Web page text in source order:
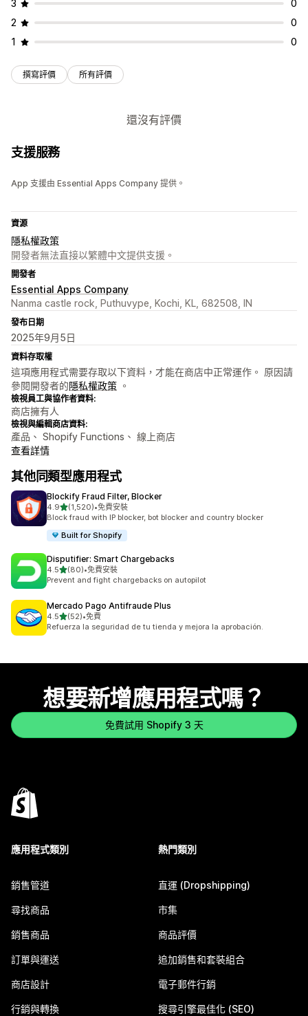
3
0
2
0
1
0
撰寫評價 所有評價
還沒有評價
支援服務
App 支援由 Essential Apps Company 提供。
資源
隱私權政策
開發者無法直接以繁體中文提供支援。
開發者
Essential Apps Company
Nanma castle rock, Puthuvype, Kochi, KL, 682508, IN
發布日期
2025年9月5日
資料存取權
這項應用程式需要存取以下資料，才能在商店中正常運作。 原因請
參閱開發者的隱私權政策 。
檢視員工與協作者資料:
商店擁有人
檢視與編輯商店資料:
產品、 Shopify Functions、 線上商店
查看詳情
其他同類型應用程式
Blockify Fraud Filter, Blocker
4.9滿分 5 顆星
(1,520)
共有 1520 則評價
•免費安裝
Block fraud with IP blocker, bot blocker and country blocker
Built for Shopify
Disputifier: Smart Chargebacks
4.5滿分 5 顆星
(80)
共有 80 則評價
•免費安裝
Prevent and fight chargebacks on autopilot
Mercado Pago Antifraude Plus
4.5滿分 5 顆星
(52)
共有 52 則評價
•免費
Refuerza la seguridad de tu tienda y mejora la aprobación.
想要新增應用程式嗎？
免費試用 Shopify 3 天
應用程式類別
銷售管道
尋找商品
銷售商品
訂單與運送
商店設計
行銷與轉換
熱門類別
直運 (Dropshipping)
市集
商品評價
追加銷售和套裝組合
電子郵件行銷
搜尋引擎最佳化 (SEO)